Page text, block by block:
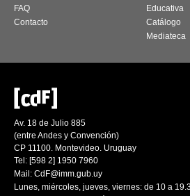
FAQ
Contacto
Educativa
Catálogo
Mediateca
Av. 18 de Julio 885
(entre Andes y Convención)
CP 11100. Montevideo. Uruguay
Tel: [598 2] 1950 7960
Mail: CdF@imm.gub.uy
Lunes, miércoles, jueves, viernes: de 10 a